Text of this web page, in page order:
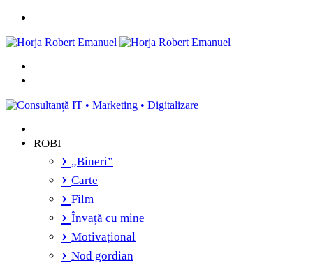
găsi...
ROBI
„Bineri”
Carte
Film
Învață cu mine
Motivațional
Nod gordian